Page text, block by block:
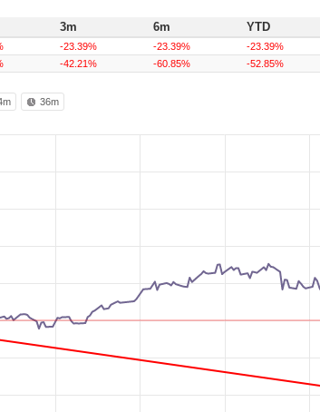
3m 6m YTD
-23.39% -23.39% -23.39%
-42.21% -60.85% -52.85%
36m